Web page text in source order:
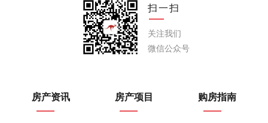
扫一扫
关注我们
微信公众号
房产资讯 房产项目 购房指南